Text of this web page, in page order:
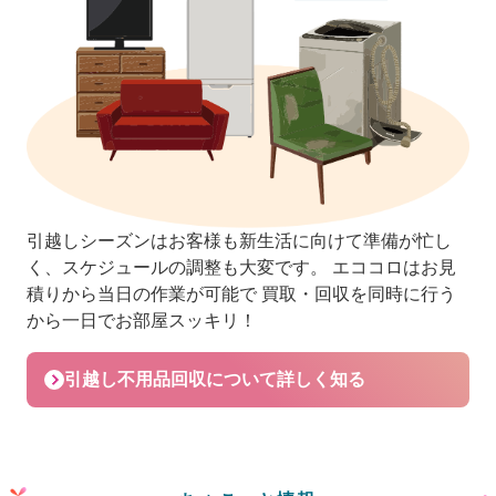
引越しシーズンはお客様も新生活に向けて準備が忙し
く、スケジュールの調整も大変です。 エココロはお見
積りから当日の作業が可能で 買取・回収を同時に行う
から一日でお部屋スッキリ！
引越し不用品回収について詳しく知る